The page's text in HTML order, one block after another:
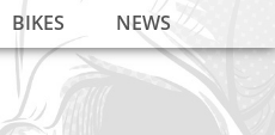
BIKES NEWS